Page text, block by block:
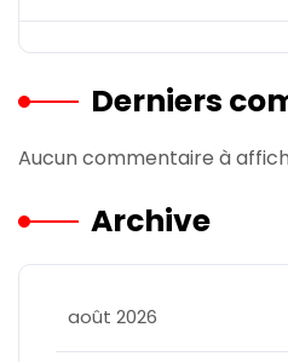
Derniers
Aucun commentaire à
Archive
août 2026